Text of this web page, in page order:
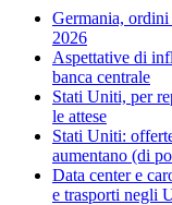
Germania, ordini
2026
Aspettative di
banca centrale
Stati Uniti, per
le attese
Stati Uniti:
aumentano (di
Data center e
e trasporti negli